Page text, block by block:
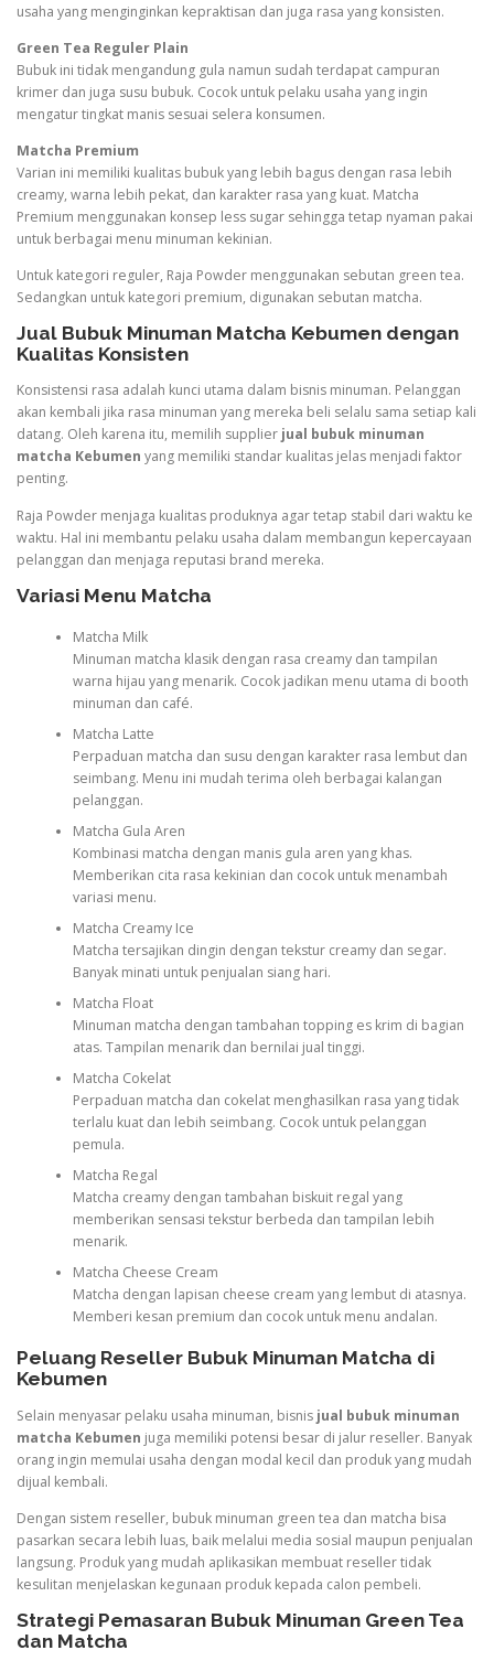
usaha yang menginginkan kepraktisan dan juga rasa yang konsisten.
Green Tea Reguler Plain
Bubuk ini tidak mengandung gula namun sudah terdapat campuran
krimer dan juga susu bubuk. Cocok untuk pelaku usaha yang ingin
mengatur tingkat manis sesuai selera konsumen.
Matcha Premium
Varian ini memiliki kualitas bubuk yang lebih bagus dengan rasa lebih
creamy, warna lebih pekat, dan karakter rasa yang kuat. Matcha
Premium menggunakan konsep less sugar sehingga tetap nyaman pakai
untuk berbagai menu minuman kekinian.
Untuk kategori reguler, Raja Powder menggunakan sebutan green tea.
Sedangkan untuk kategori premium, digunakan sebutan matcha.
Jual Bubuk Minuman Matcha Kebumen dengan
Kualitas Konsisten
Konsistensi rasa adalah kunci utama dalam bisnis minuman. Pelanggan
akan kembali jika rasa minuman yang mereka beli selalu sama setiap kali
datang. Oleh karena itu, memilih supplier jual bubuk minuman
matcha Kebumen yang memiliki standar kualitas jelas menjadi faktor
penting.
Raja Powder menjaga kualitas produknya agar tetap stabil dari waktu ke
waktu. Hal ini membantu pelaku usaha dalam membangun kepercayaan
pelanggan dan menjaga reputasi brand mereka.
Variasi Menu Matcha
Matcha Milk
Minuman matcha klasik dengan rasa creamy dan tampilan
warna hijau yang menarik. Cocok jadikan menu utama di booth
minuman dan café.
Matcha Latte
Perpaduan matcha dan susu dengan karakter rasa lembut dan
seimbang. Menu ini mudah terima oleh berbagai kalangan
pelanggan.
Matcha Gula Aren
Kombinasi matcha dengan manis gula aren yang khas.
Memberikan cita rasa kekinian dan cocok untuk menambah
variasi menu.
Matcha Creamy Ice
Matcha tersajikan dingin dengan tekstur creamy dan segar.
Banyak minati untuk penjualan siang hari.
Matcha Float
Minuman matcha dengan tambahan topping es krim di bagian
atas. Tampilan menarik dan bernilai jual tinggi.
Matcha Cokelat
Perpaduan matcha dan cokelat menghasilkan rasa yang tidak
terlalu kuat dan lebih seimbang. Cocok untuk pelanggan
pemula.
Matcha Regal
Matcha creamy dengan tambahan biskuit regal yang
memberikan sensasi tekstur berbeda dan tampilan lebih
menarik.
Matcha Cheese Cream
Matcha dengan lapisan cheese cream yang lembut di atasnya.
Memberi kesan premium dan cocok untuk menu andalan.
Peluang Reseller Bubuk Minuman Matcha di
Kebumen
Selain menyasar pelaku usaha minuman, bisnis jual bubuk minuman
matcha Kebumen juga memiliki potensi besar di jalur reseller. Banyak
orang ingin memulai usaha dengan modal kecil dan produk yang mudah
dijual kembali.
Dengan sistem reseller, bubuk minuman green tea dan matcha bisa
pasarkan secara lebih luas, baik melalui media sosial maupun penjualan
langsung. Produk yang mudah aplikasikan membuat reseller tidak
kesulitan menjelaskan kegunaan produk kepada calon pembeli.
Strategi Pemasaran Bubuk Minuman Green Tea
dan Matcha